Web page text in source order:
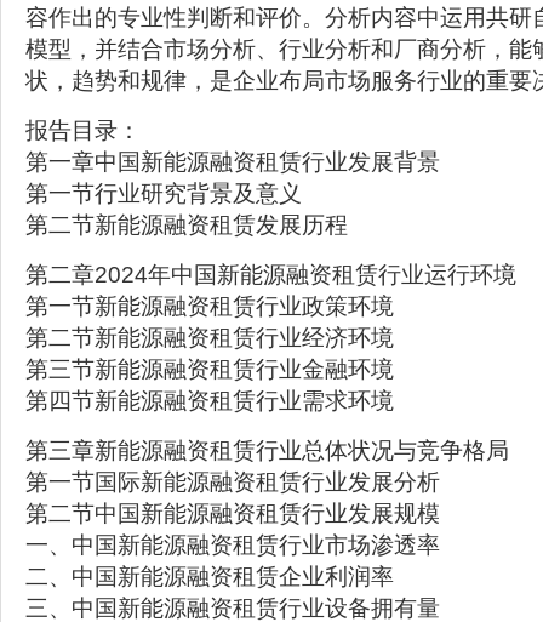
容作出的专业性判断和评价。分析内容中运用共研
模型，并结合市场分析、行业分析和厂商分析，能
状，趋势和规律，是企业布局市场服务行业的重要
报告目录：
第一章中国新能源融资租赁行业发展背景
第一节行业研究背景及意义
第二节新能源融资租赁发展历程
第二章2024年中国新能源融资租赁行业运行环境
第一节新能源融资租赁行业政策环境
第二节新能源融资租赁行业经济环境
第三节新能源融资租赁行业金融环境
第四节新能源融资租赁行业需求环境
第三章新能源融资租赁行业总体状况与竞争格局
第一节国际新能源融资租赁行业发展分析
第二节中国新能源融资租赁行业发展规模
一、中国新能源融资租赁行业市场渗透率
二、中国新能源融资租赁企业利润率
三、中国新能源融资租赁行业设备拥有量